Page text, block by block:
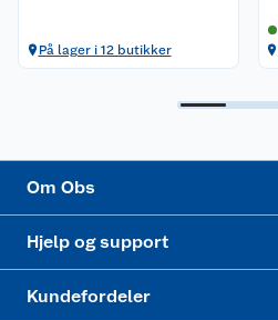
På lager i 12 butikker
Om Obs
Hjelp og support
Kjøpsvilkår
Kundefordeler
Klikk og hent
Festdrakter til hele familien
Hagemøbler og utemøbler